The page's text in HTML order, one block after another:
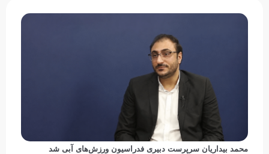
محمد بیداریان سرپرست دبیری فدراسیون ورزش‌های آبی شد